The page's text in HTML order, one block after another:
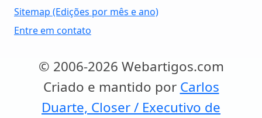
Sitemap (Edições por mês e ano)
Entre em contato
© 2006-2026 Webartigos.com
Criado e mantido por Carlos
Duarte, Closer / Executivo de